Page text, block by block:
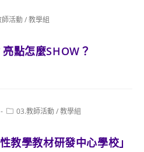
活動/教學組
亮點怎麼SHOW？
Post03.教師活動/教學組
教學教材研發中心學校」